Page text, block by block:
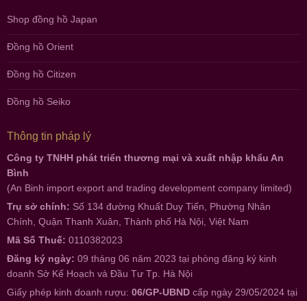
Shop đồng hồ Japan
Đồng hồ Orient
Đồng hồ Citizen
Đồng hồ Seiko
Thông tin pháp lý
Công ty TNHH phát triển thương mại và xuất nhập khẩu An
Bình
(An Binh import export and trading development company limited)
Trụ sở chính: Số 134 đường Khuất Duy Tiến, Phường Nhân
Chính, Quận Thanh Xuân, Thành phố Hà Nội, Việt Nam
Mã Số Thuế: 0110382023
Đăng ký ngày: 09 tháng 06 năm 2023 tại phòng đăng ký kinh
doanh Sở Kế Hoạch và Đầu Tư Tp. Hà Nội
Giấy phép kinh doanh rượu: 06/GP-UBND cấp ngày 29/05/2024 tại